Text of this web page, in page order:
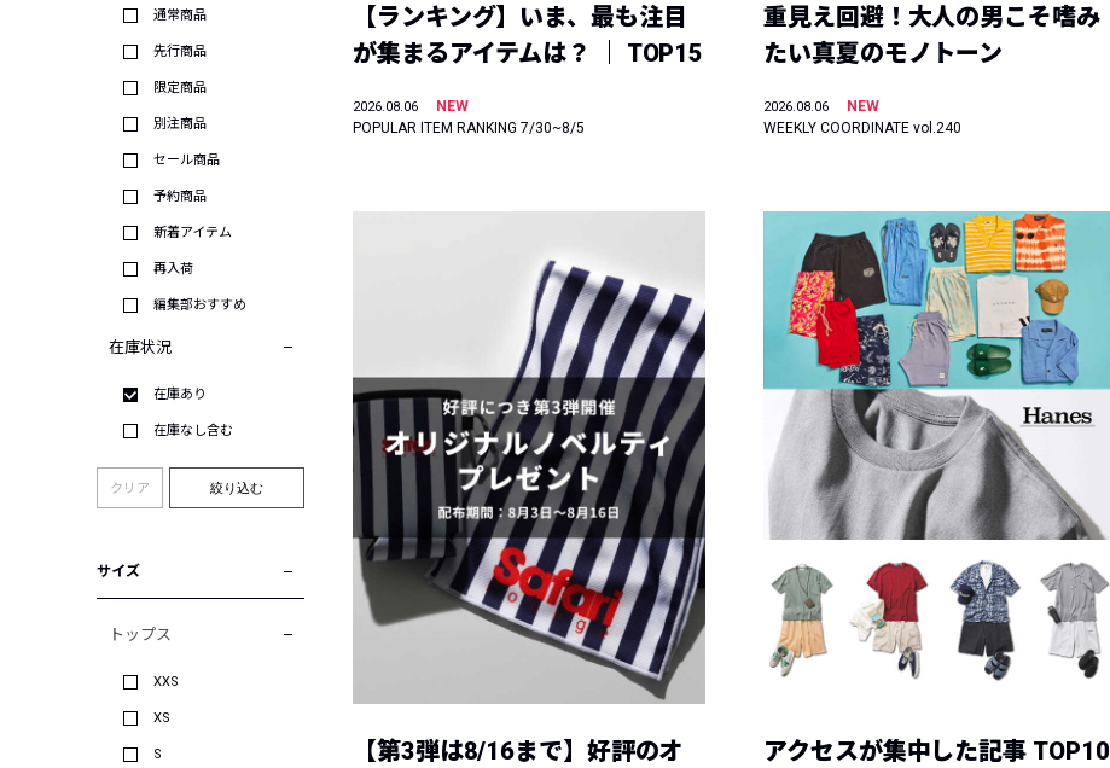
通常商品
先行商品
限定商品
別注商品
セール商品
予約商品
新着アイテム
再入荷
編集部おすすめ
在庫状況
在庫あり
在庫なし含む
クリア 絞り込む
サイズ
トップス
XXS
XS
S
【ランキング】いま、最も注目
が集まるアイテムは？ ｜ TOP15
2026.08.06
NEW
POPULAR ITEM RANKING 7/30~8/5
重見え回避！大人の男こそ嗜み
たい真夏のモノトーン
2026.08.06
NEW
WEEKLY COORDINATE vol.240
【第3弾は8/16まで】好評のオ
アクセスが集中した記事 TOP10